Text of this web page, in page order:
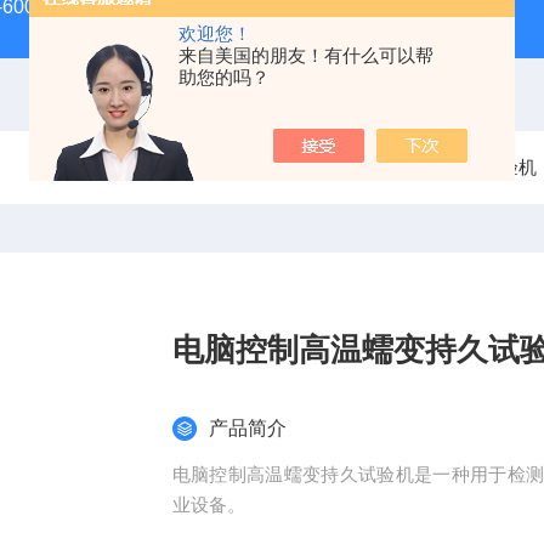
欢迎您！
来自美国的朋友！有什么可以帮
助您的吗？
吨螺栓拉伸试验机
当前位置： 产品中心 蠕变持久试验机
电脑控制高温蠕变持久试
产品简介
电脑控制高温蠕变持久试验机是一种用于检
业设备。